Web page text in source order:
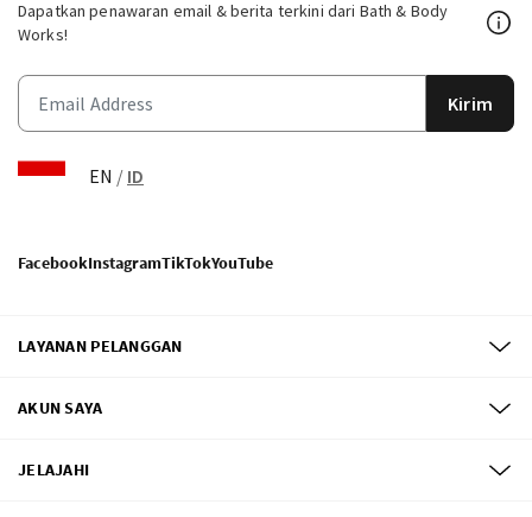
Dapatkan penawaran email & berita terkini dari Bath & Body
Works!
Kirim
EN / ID
FacebookInstagramTikTokYouTube
LAYANAN PELANGGAN
AKUN SAYA
JELAJAHI